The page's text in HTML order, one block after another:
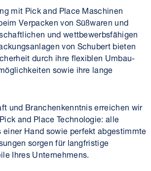
mit Pick and Place Maschinen
Verpacken von Süßwaren und
und wettbewerbs­fähigen
von Schubert bieten
durch ihre flexiblen Umbau-
sowie ihre lange
und Branchen­kenntnis erreichen wir
and Place Technologie: alle
Hand sowie perfekt abgestimmte
sorgen für lang­fristige
Ihres Unternehmens.